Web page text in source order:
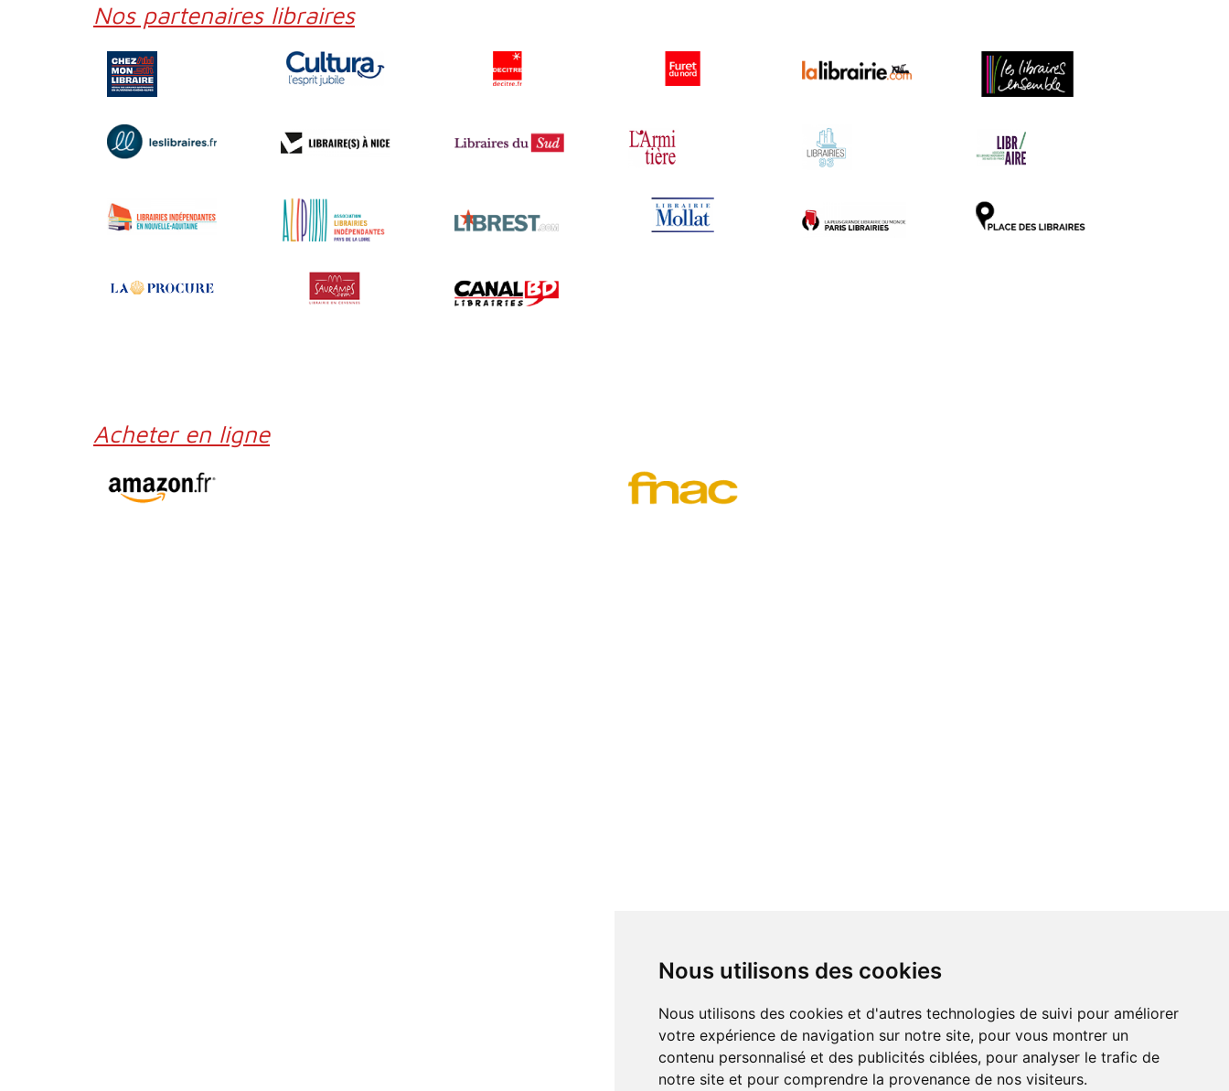
Nous utilisons des cookies
Nous utilisons des cookies et d'autres technologies de suivi pour améliorer
votre expérience de navigation sur notre site, pour vous montrer un
contenu personnalisé et des publicités ciblées, pour analyser le trafic de
notre site et pour comprendre la provenance de nos visiteurs.
Nos partenaires libraires
Acheter en ligne